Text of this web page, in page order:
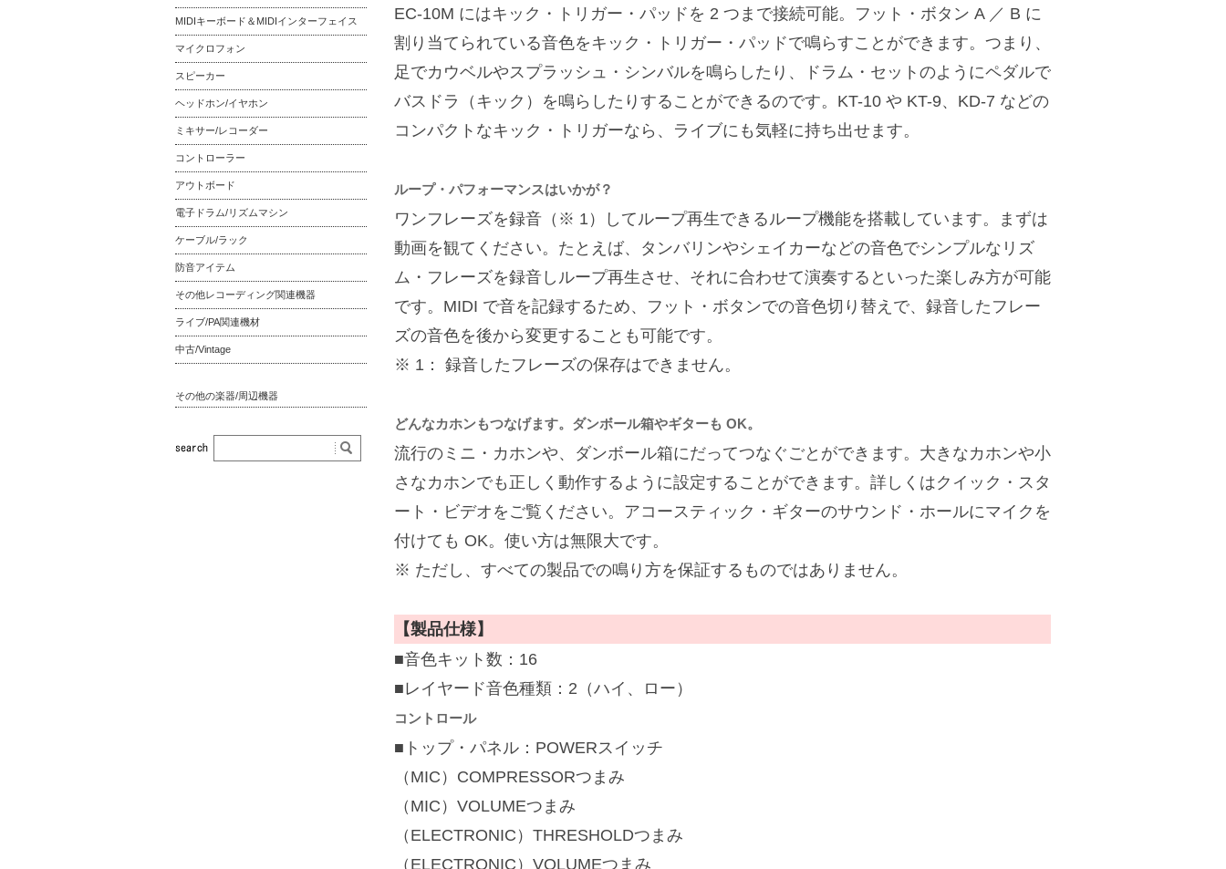
EC-10M にはキック・トリガー・パッドを 2 つまで接続可能。フット・ボタン A ／ B に
割り当てられている音色をキック・トリガー・パッドで鳴らすことができます。つまり、
足でカウベルやスプラッシュ・シンバルを鳴らしたり、ドラム・セットのようにペダルで
バスドラ（キック）を鳴らしたりすることができるのです。KT-10 や KT-9、KD-7 などの
コンパクトなキック・トリガーなら、ライブにも気軽に持ち出せます。
ループ・パフォーマンスはいかが？
ワンフレーズを録音（※ 1）してループ再生できるループ機能を搭載しています。まずは
動画を観てください。たとえば、タンバリンやシェイカーなどの音色でシンプルなリズ
ム・フレーズを録音しループ再生させ、それに合わせて演奏するといった楽しみ方が可能
です。MIDI で音を記録するため、フット・ボタンでの音色切り替えで、録音したフレー
ズの音色を後から変更することも可能です。
※ 1： 録音したフレーズの保存はできません。
どんなカホンもつなげます。ダンボール箱やギターも OK。
流行のミニ・カホンや、ダンボール箱にだってつなぐごとができます。大きなカホンや小
さなカホンでも正しく動作するように設定することができます。詳しくはクイック・スタ
ート・ビデオをご覧ください。アコースティック・ギターのサウンド・ホールにマイクを
付けても OK。使い方は無限大です。
※ ただし、すべての製品での鳴り方を保証するものではありません。
【製品仕様】
■音色キット数：16
■レイヤード音色種類：2（ハイ、ロー）
コントロール
■トップ・パネル：POWERスイッチ
（MIC）COMPRESSORつまみ
（MIC）VOLUMEつまみ
（ELECTRONIC）THRESHOLDつまみ
（ELECTRONIC）VOLUMEつまみ
MIDIキーボード＆MIDIインターフェイス
マイクロフォン
スピーカー
ヘッドホン/イヤホン
ミキサー/レコーダー
コントローラー
アウトボード
電子ドラム/リズムマシン
ケーブル/ラック
防音アイテム
その他レコーディング関連機器
ライブ/PA関連機材
中古/Vintage
その他の楽器/周辺機器